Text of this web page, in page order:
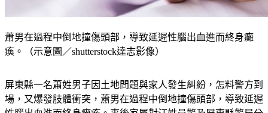
蕭男在過程中倒地撞傷頭部，導致延遲性腦出血進而終身癱
瘓。（示意圖／shutterstock達志影像）
屏東縣一名蕭姓男子因土地問題與家人發生糾紛，怎料警方到
場，又爆發肢體衝突，蕭男在過程中倒地撞傷頭部，導致延遲